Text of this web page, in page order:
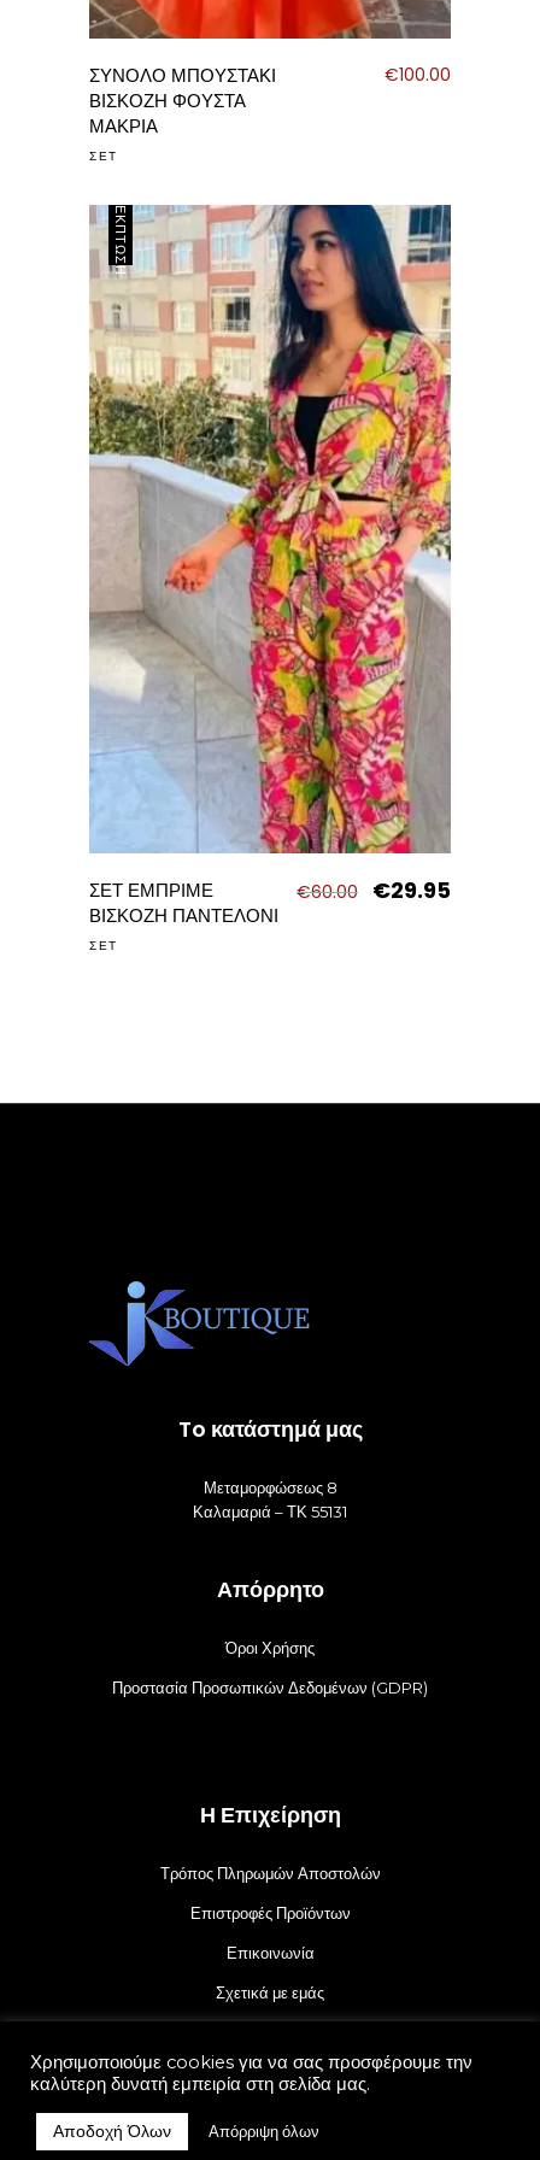
ΣΥΝΟΛΟ ΜΠΟΥΣΤΑΚΙ
ΒΙΣΚΟΖΗ ΦΟΥΣΤΑ
ΜΑΚΡΙΑ
€100.00
ΣΕΤ
ΈΚΠΤΩΣΗ
ΣΕΤ ΕΜΠΡΙΜΕ
ΒΙΣΚΟΖΗ ΠΑΝΤΕΛΟΝΙ
€60.00
Original
€29.95Η
ΣΕΤ
To κατάστημά μας
Μεταμορφώσεως 8
Καλαμαριά – ΤΚ 55131
Απόρρητο
Όροι Χρήσης
Προστασία Προσωπικών Δεδομένων (GDPR)
Η Επιχείρηση
Τρόπος Πληρωμών Αποστολών
Επιστροφές Προϊόντων
Επικοινωνία
Σχετικά με εμάς
© 2021 juliekalamaria.gr
Χρησιμοποιούμε cookies για να σας προσφέρουμε την
καλύτερη δυνατή εμπειρία στη σελίδα μας.
Αποδοχή Όλων Απόρριψη όλων